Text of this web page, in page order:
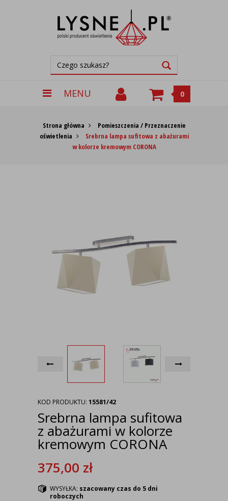
MENU 0
Strona główna
Pomieszczenia / Przeznaczenie
oświetlenia
Srebrna lampa sufitowa z abażurami
w kolorze kremowym CORONA
KOD PRODUKTU: 15581/42
Srebrna lampa sufitowa
z abażurami w kolorze
kremowym CORONA
375,00 zł
WYSYŁKA: szacowany czas do 5 dni
roboczych